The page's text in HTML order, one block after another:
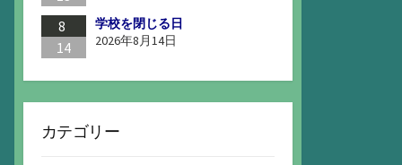
8
14
学校を閉じる日
2026年8月14日
カテゴリー